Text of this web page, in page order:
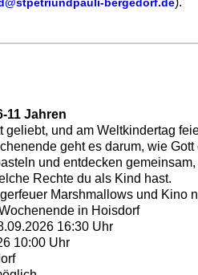
11 Jahren
geliebt, und am Weltkindertag
geht es darum, wie
und entdecken
Rechte du als Kind hast.
Marshmallows und Kino
in Hoisdorf
16:30 Uhr
10:00 Uhr